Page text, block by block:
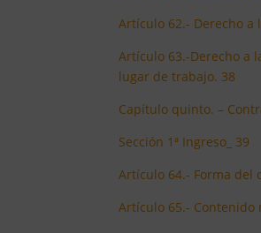
Artículo 62.- Derecho
Artículo 63.-Derecho a
lugar de trabajo. 38
Capítulo quinto. –
Sección 1ª Ingreso_ 39
Artículo 64.- Forma del
Artículo 65.- Contenido